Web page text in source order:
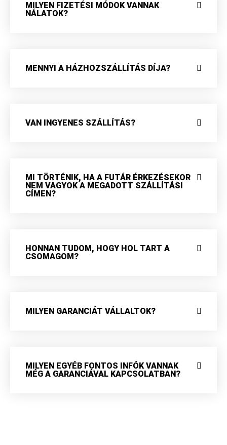
MILYEN FIZETÉSI MÓDOK VANNAK
NÁLATOK?
MENNYI A HÁZHOZSZÁLLÍTÁS DÍJA?
VAN INGYENES SZÁLLÍTÁS?
MI TÖRTÉNIK, HA A FUTÁR ÉRKEZÉSEKOR
NEM VAGYOK A MEGADOTT SZÁLLÍTÁSI
CÍMEN?
HONNAN TUDOM, HOGY HOL TART A
CSOMAGOM?
MILYEN GARANCIÁT VÁLLALTOK?
MILYEN EGYÉB FONTOS INFÓK VANNAK
MÉG A GARANCIÁVAL KAPCSOLATBAN?